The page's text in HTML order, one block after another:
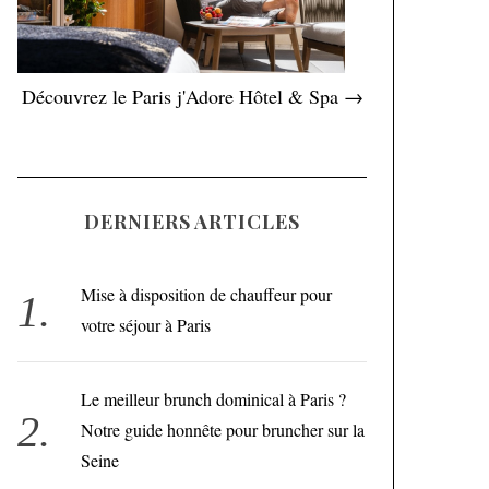
Découvrez le Paris j'Adore Hôtel & Spa →
DERNIERS ARTICLES
Mise à disposition de chauffeur pour
votre séjour à Paris
Le meilleur brunch dominical à Paris ?
Notre guide honnête pour bruncher sur la
Seine